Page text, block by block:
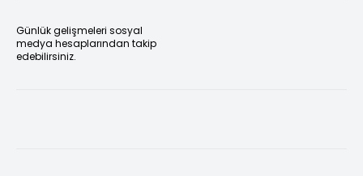
Günlük gelişmeleri sosyal
medya hesaplarından takip
edebilirsiniz.